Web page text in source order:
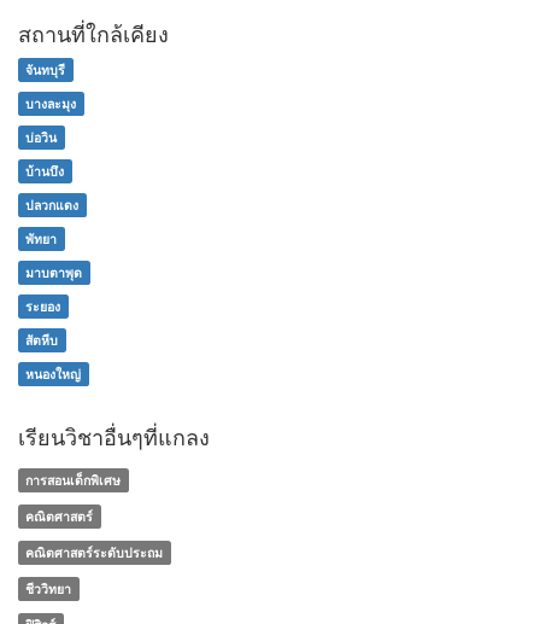
สถานที่ใกล้เคียง
จันทบุรี
บางละมุง
บ่อวิน
บ้านบึง
ปลวกแดง
พัทยา
มาบตาพุด
ระยอง
สัตหีบ
หนองใหญ่
เรียนวิชาอื่นๆที่แกลง
การสอนเด็กพิเศษ
คณิตศาสตร์
คณิตศาสตร์ระดับประถม
ชีววิทยา